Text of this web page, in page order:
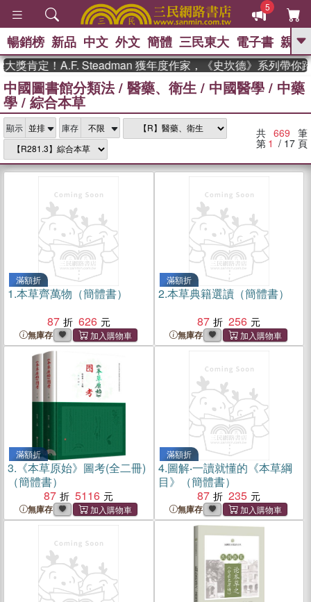
5
GO
熱搜： 東野圭吾 、 高希均教授回憶錄
、 、 、
史是一群喵 、 暑期推薦 、 國際布克
獎 臺灣漫遊錄 、 方念華
台灣的李
登輝時代 、 數學女孩：黎曼猜想 、
暢銷榜 新品 中文 外文 簡體 三民東大 電子書 親子
！A.F. Steadman 獲年度作家，《史坎德》系列帶你踏上熱
中國圖書館分類法/ 醫藥、衛生 / 中國醫學 / 中藥
學/綜合本草
顯示 庫存 共 669 筆
第 1 / 17 頁
滿額折
1.本草齊萬物（簡體書）
87
626
無庫存
滿額折
2.本草典籍選讀（簡體書）
87
256
無庫存
滿額折
3. 《本草原始》圖考(全二冊)
（簡體書）
87
5116
無庫存
滿額折
4.圖解‧一讀就懂的《本草綱
目》（簡體書）
87
235
無庫存